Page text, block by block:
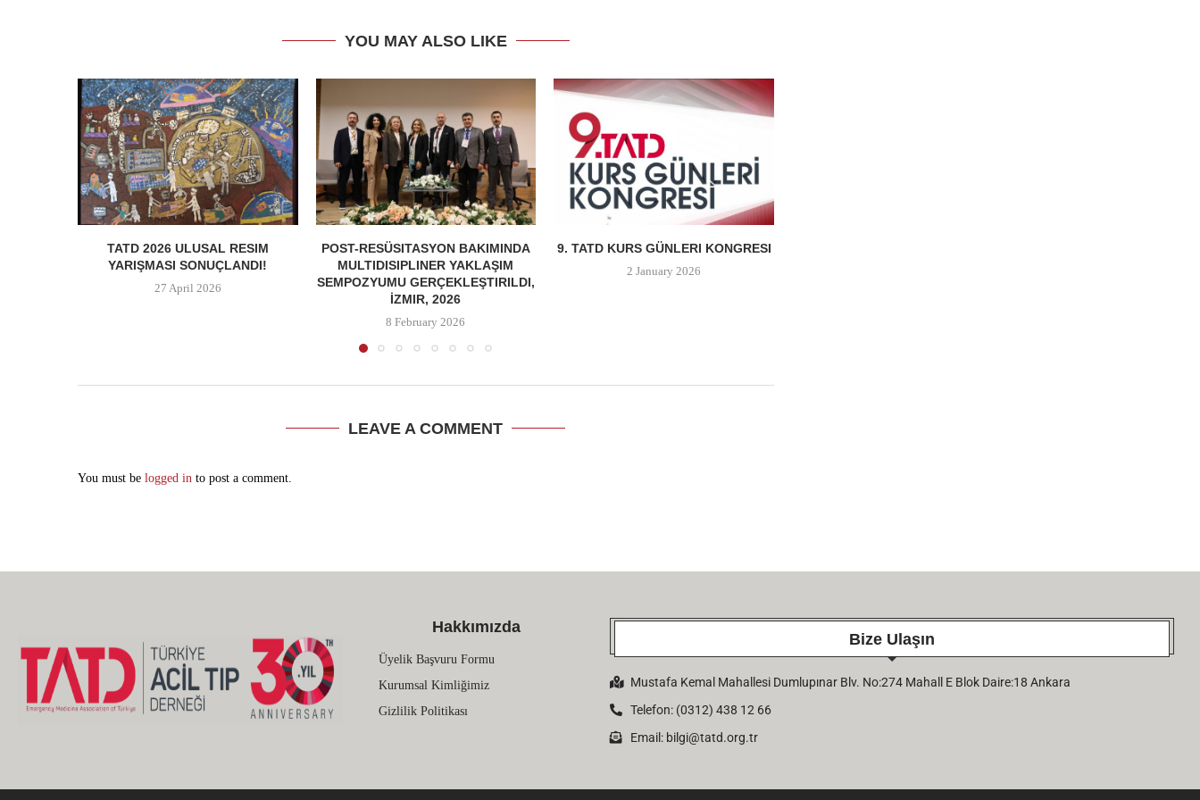
YOU MAY ALSO LIKE
TATD 2026 ULUSAL RESIM
YARIŞMASI SONUÇLANDI!
27 April 2026
POST-RESÜSITASYON BAKIMINDA
MULTIDISIPLINER YAKLAŞIM
SEMPOZYUMU GERÇEKLEŞTIRILDI,
İZMIR, 2026
8 February 2026
9. TATD KURS GÜNLERI KONGRESI
2 January 2026
LEAVE A COMMENT
You must be logged in to post a comment.
Hakkımızda
Üyelik Başvuru Formu
Kurumsal Kimliğimiz
Gizlilik Politikası
Bize Ulaşın
Mustafa Kemal Mahallesi Dumlupınar Blv. No:274 Mahall E Blok Daire:18 Ankara
Telefon: (0312) 438 12 66
Email: bilgi@tatd.org.tr